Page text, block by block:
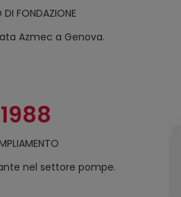
DI FONDAZIONE
Azmec a Genova.
1988
nel settore pompe.